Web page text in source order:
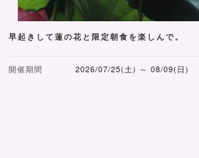
早起きして蓮の花と限定朝食を楽しんで。
開催期間 2026/07/25(土) ～ 08/09(日)